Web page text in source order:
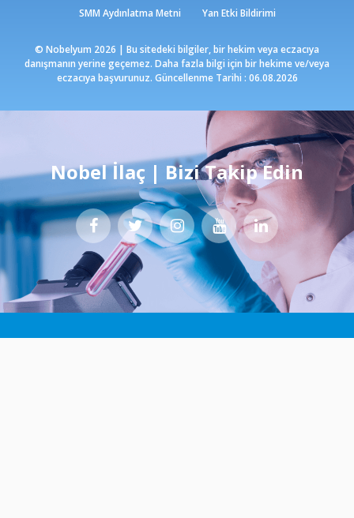
SMM Aydınlatma Metni
Yan Etki Bildirimi
© Nobelyum 2026 | Bu sitedeki bilgiler, bir hekim veya eczacıya
danışmanın yerine geçemez. Daha fazla bilgi için bir hekime ve/veya
eczacıya başvurunuz. Güncellenme Tarihi : 06.08.2026
Nobel İlaç | Bizi Takip Edin